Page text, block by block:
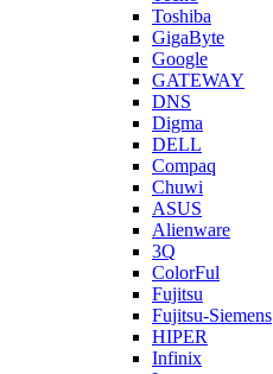
Toshiba
GigaByte
Google
GATEWAY
DNS
Digma
DELL
Compaq
Chuwi
ASUS
Alienware
3Q
ColorFul
Fujitsu
Fujitsu-Siemens
HIPER
Infinix